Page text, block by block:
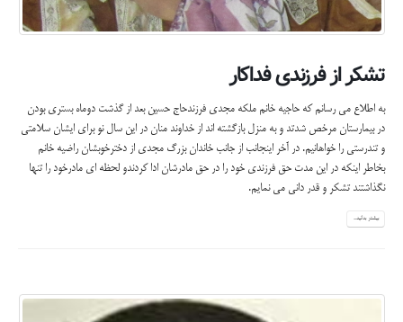
تشکر از فرزندی فداکار
به اطلاع می رسانم که حاجیه خانم ملکه مجدی فرزندحاج حسین بعد از گذشت دوماه بستری بودن
در بیمارستان مرخص شدتد و به منزل بازگشته اند از خداوند منان در این سال نو برای ایشان سلامتی
و تندرستی را خواهانیم. در آخر اینجانب از جانب خاندان بزرگ مجدی از دخترخوبشان راضیه خانم
بخاطر اینکه در این مدت حق فرزندی خود را در حق مادرشان ادا کردندو لحظه ای مادرخود را تنها
نگذاشتند تشکر و قدر دانی می نمایم.
بیشتر بدانید...